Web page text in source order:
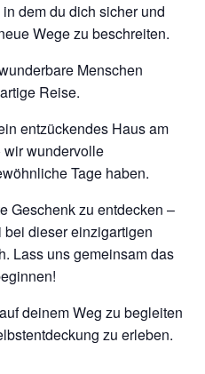
dem du dich sicher und
Wege zu beschreiten.
Menschen
Reise.
entzückendes Haus am
wundervolle
Tage haben.
Geschenk zu entdecken –
dieser einzigartigen
Lass uns gemeinsam das
deinem Weg zu begleiten
zu erleben.